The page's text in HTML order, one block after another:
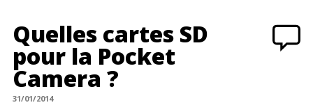
Quelles cartes SD
pour la Pocket
Camera ?
31/01/2014